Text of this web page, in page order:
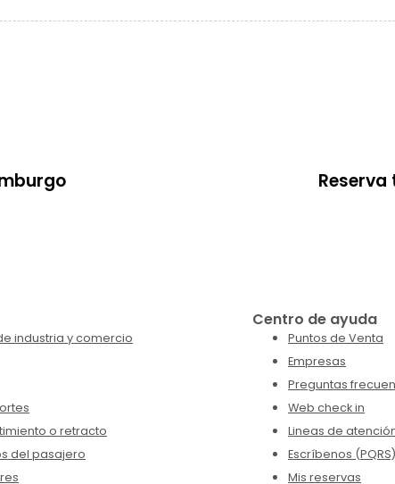
industria y comercio
o retracto
del pasajero
Centro de ayuda
Puntos de Venta
Empresas
Preguntas
Web check in
Lineas de
Escríbenos (PQRS)
Mis reservas